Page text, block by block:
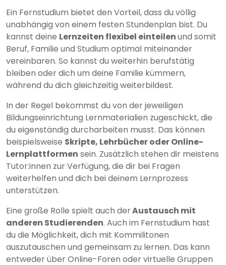
Ein Fernstudium bietet den Vorteil, dass du völlig
unabhängig von einem festen Stundenplan bist. Du
kannst deine Lernzeiten flexibel einteilenund somit
Beruf, Familie und Studium optimal miteinander
vereinbaren. So kannst du weiterhin berufstätig
bleiben oder dich um deine Familie kümmern,
während du dich gleichzeitig weiterbildest.
In der Regel bekommst du von der jeweiligen
Bildungseinrichtung Lernmaterialien zugeschickt, die
du eigenständig durcharbeiten musst. Das können
beispielsweise Skripte, Lehrbücher oder Online-
Lernplattformen sein. Zusätzlich stehen dir meistens
Tutor:innen zur Verfügung, die dir bei Fragen
weiterhelfen und dich bei deinem Lernprozess
unterstützen.
Eine große Rolle spielt auch derAustausch mit
anderen Studierenden. Auch im Fernstudium hast
du die Möglichkeit, dich mit Kommilitonen
auszutauschen und gemeinsam zu lernen. Das kann
entweder über Online-Foren oder virtuelle Gruppen